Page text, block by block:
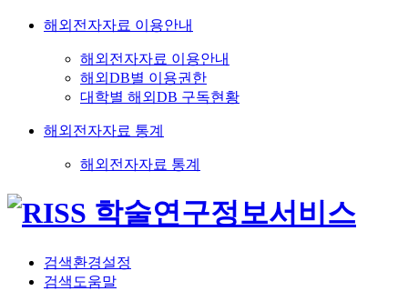
해외전자자료 이용안내
해외전자자료 이용안내
해외DB별 이용권한
대학별 해외DB 구독현황
해외전자자료 통계
해외전자자료 통계
검색환경설정
검색도움말